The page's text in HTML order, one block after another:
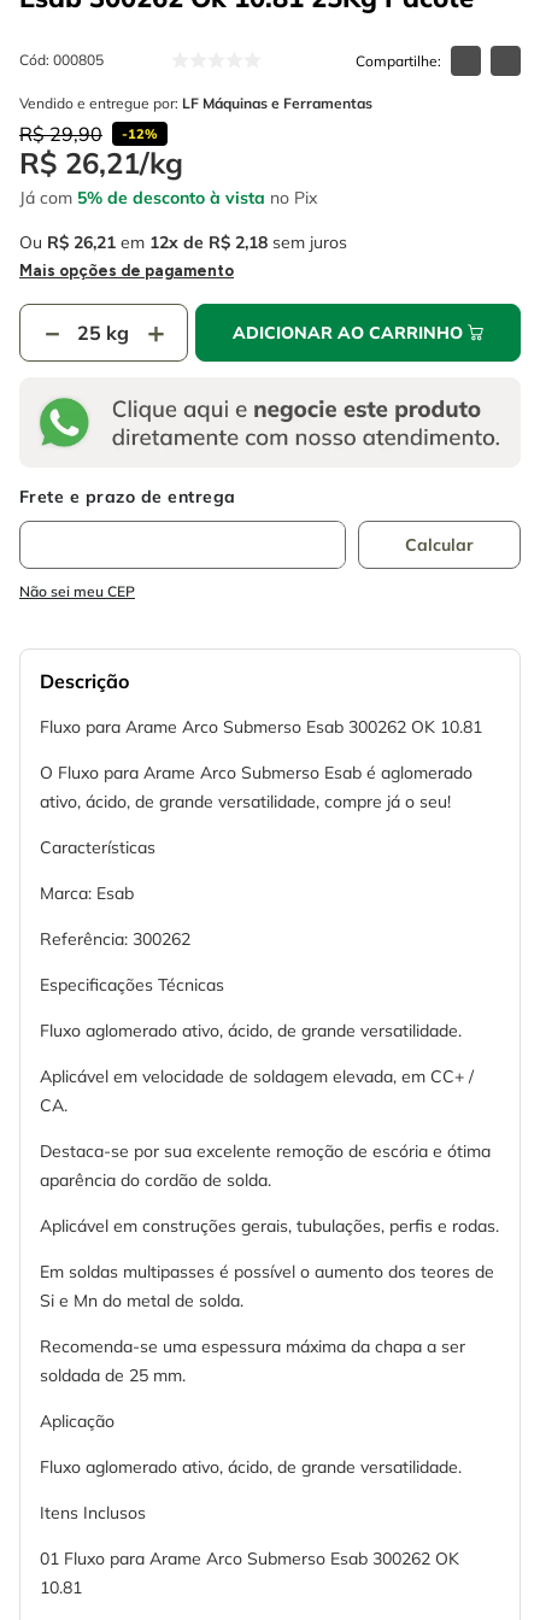
Cód: 000805
Vendido e entregue por: LF Máquinas e Ferramentas
R$ 29,90 -12%
R$ 26,21/kg
Já com 5% de desconto à vista no Pix
Ou R$ 26,21 em 12 R$ 2,18 sem juros
Mais opções de pagamento
＋
－ ADICIONAR AO CARRINHO
Não sei meu CEP
Descrição
Fluxo para Arame Arco Submerso Esab 300262 OK 10.81
O Fluxo para Arame Arco Submerso Esab é aglomerado
ativo, ácido, de grande versatilidade, compre já o seu!
Características
Marca: Esab
Referência: 300262
Especificações Técnicas
Fluxo aglomerado ativo, ácido, de grande versatilidade.
Aplicável em velocidade de soldagem elevada, em CC+ /
CA.
Destaca-se por sua excelente remoção de escória e ótima
aparência do cordão de solda.
Aplicável em construções gerais, tubulações, perfis e rodas.
Em soldas multipasses é possível o aumento dos teores de
Si e Mn do metal de solda.
Recomenda-se uma espessura máxima da chapa a ser
soldada de 25 mm.
Aplicação
Fluxo aglomerado ativo, ácido, de grande versatilidade.
Itens Inclusos
01 Fluxo para Arame Arco Submerso Esab 300262 OK
10.81
6º serra copo
7º luva
8º fio
9 º lavadora alta pressão
10º chave impacto
º escada
º serra circular
º serra copo
º luva
º fio
º lavadora alta pressão